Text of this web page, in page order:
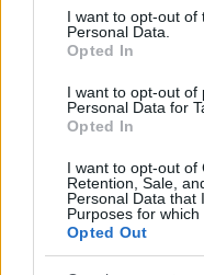
consent section.
I want to opt-out of
Personal Data.
Opted In
I want to opt-out of
Personal Data for
Opted In
I want to opt-out of
Retention, Sale,
Personal Data that
Purposes for which
Opted Out
MOTOR OIL
Share:
ενημερωθείτε πρώτοι
τελευταία νέατης